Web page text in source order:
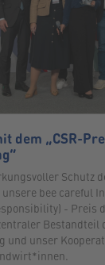
dem „CSR-
Schutz
bee careful
- Preis
Bestandteil
und unser